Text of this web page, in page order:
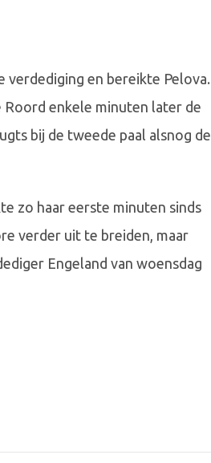
verdediging en bereikte Pelova.
Roord enkele minuten later de
bij de tweede paal alsnog de
zo haar eerste minuten sinds
verder uit te breiden, maar
Engeland van woensdag